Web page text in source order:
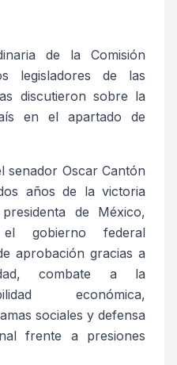
de la Comisión
legisladores de las
discutieron sobre la
en el apartado de
senador Oscar Cantón
años de la victoria
de México,
el gobierno federal
aprobación gracias a
combate a la
económica,
sociales y defensa
frente a presiones